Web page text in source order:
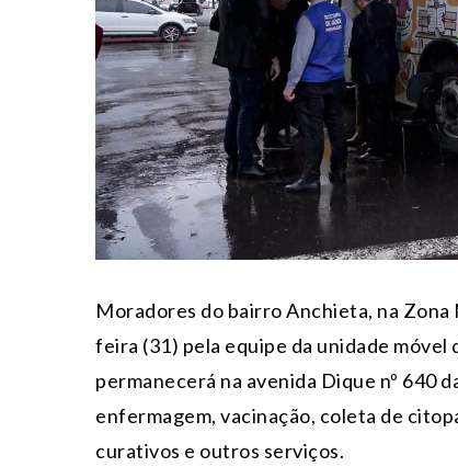
Moradores do bairro Anchieta, na
feira (31) pela equipe da unidade móvel
permanecerá na avenida Dique nº 640
enfermagem, vacinação, coleta de
curativos e outros serviços.